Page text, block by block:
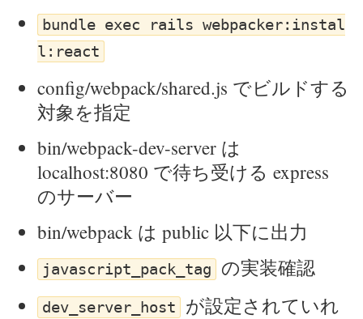
bundle exec rails webpacker:instal
l:react
config/webpack/shared.js でビルドする
対象を指定
bin/webpack-dev-server は
localhost:8080 で待ち受ける express
のサーバー
bin/webpack は public 以下に出力
javascript_pack_tag の実装確認
dev_server_host
が設定されていれ